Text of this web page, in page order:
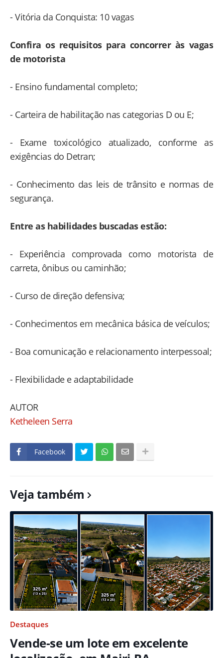
- Vitória da Conquista: 10 vagas
Confira os requisitos para concorrer às vagas
de motorista
- Ensino fundamental completo;
- Carteira de habilitação nas categorias D ou E;
- Exame toxicológico atualizado, conforme as
exigências do Detran;
- Conhecimento das leis de trânsito e normas de
segurança.
Entre as habilidades buscadas estão:
- Experiência comprovada como motorista de
carreta, ônibus ou caminhão;
- Curso de direção defensiva;
- Conhecimentos em mecânica básica de veículos;
- Boa comunicação e relacionamento interpessoal;
- Flexibilidade e adaptabilidade
AUTOR
Ketheleen Serra
Facebook
Veja também
Destaques
Vende-se um lote em excelente